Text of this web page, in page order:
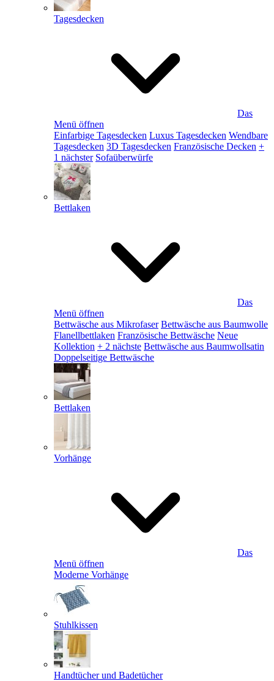
Tagesdecken
Das
Menü öffnen
Einfarbige Tagesdecken Luxus Tagesdecken Wendbare
Tagesdecken 3D Tagesdecken Französische Decken +
1 nächster Sofaüberwürfe
Bettlaken
Das
Menü öffnen
Bettwäsche aus Mikrofaser Bettwäsche aus Baumwolle
Flanellbettlaken Französische Bettwäsche Neue
Kollektion + 2 nächste Bettwäsche aus Baumwollsatin
Doppelseitige Bettwäsche
Bettlaken
Vorhänge
Das
Menü öffnen
Moderne Vorhänge
Stuhlkissen
Handtücher und Badetücher